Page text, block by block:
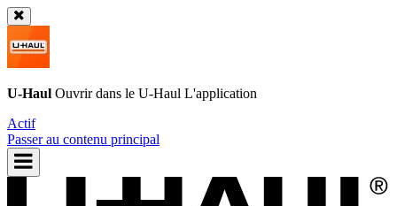
U-Haul Ouvrir dans le U-Haul L'application
Actif
Passer au contenu principal